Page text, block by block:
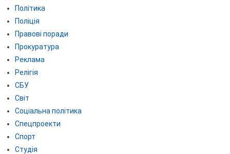
Політика
Поліція
Правові поради
Прокуратура
Реклама
Релігія
СБУ
Світ
Соціальна політика
Спецпроекти
Спорт
Студія